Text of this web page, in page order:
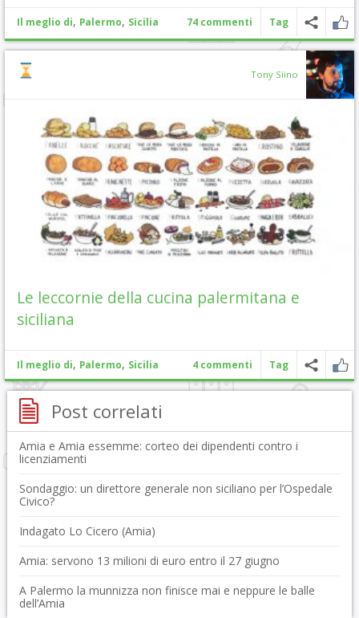
Il meglio di, Palermo, Sicilia 74 commenti Tag
Tony Siino
Le leccornie della cucina palermitana e
siciliana
Il meglio di, Palermo, Sicilia 4 commenti Tag
Post correlati
Amia e Amia essemme: corteo dei dipendenti contro i
licenziamenti
Sondaggio: un direttore generale non siciliano per l’Ospedale
Civico?
Indagato Lo Cicero (Amia)
Amia: servono 13 milioni di euro entro il 27 giugno
A Palermo la munnizza non finisce mai e neppure le balle
dell’Amia